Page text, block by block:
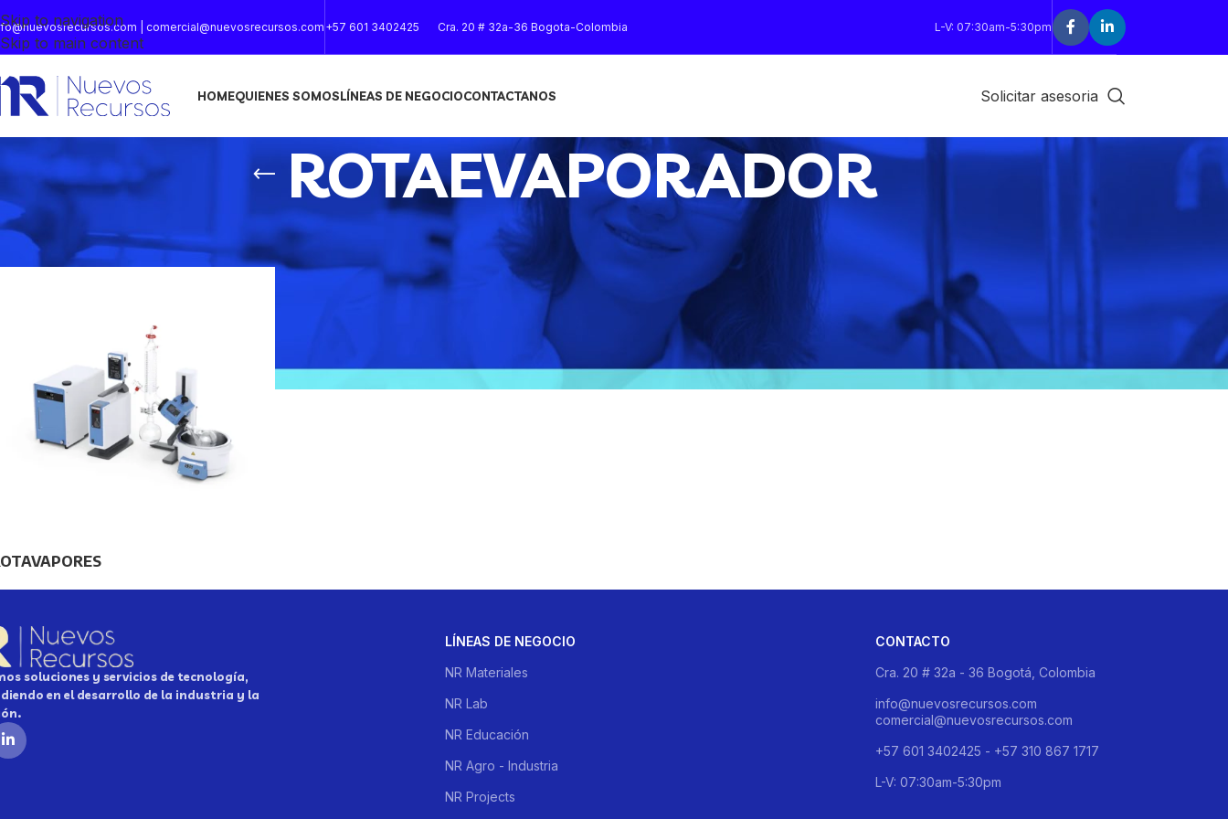
Skip to navigation
Skip to main content
| comercial@nuevosrecursos.com +57 601 3402425 Cra. 20 # 32a-36 Bogota-Colombia L-V: 07:30am-5:30pm
HOMEQUIENES SOMOSLÍNEAS DE NEGOCIOCONTACTANOS Solicitar asesoria
ROTAEVAPORADOR
Inicio
soluciones y servicios de tecnología,
en el desarrollo de la industria y la
LÍNEAS DE NEGOCIO
NR Materiales
NR Lab
NR Educación
NR Agro - Industria
NR Projects
CONTACTO
Cra. 20 # 32a - 36 Bogotá, Colombia
info@nuevosrecursos.com
comercial@nuevosrecursos.com
+57 601 3402425 - +57 310 867 1717
L-V: 07:30am-5:30pm